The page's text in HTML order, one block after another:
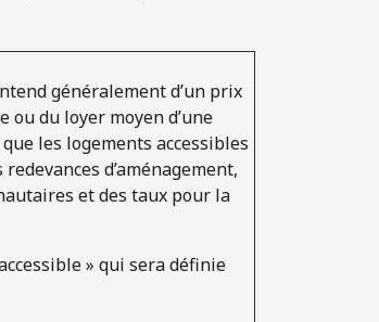
généralement d’un prix
ou du loyer moyen d’une
les logements accessibles
d’aménagement,
et des taux pour la
» qui sera définie